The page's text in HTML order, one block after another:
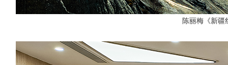
陈丽梅《新疆